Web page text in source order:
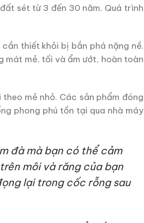
sét từ 3 đến 30 năm. Quá trình
thiết khỏi bị bắn phá nặng nề.
mát mẻ, tối và ẩm ướt, hoàn toàn
mẻ nhỏ. Các sản phẩm đóng
phong phú tồn tại qua nhà máy
đà mà bạn có thể cảm
môi và răng của bạn
lại trong cốc rỗng sau